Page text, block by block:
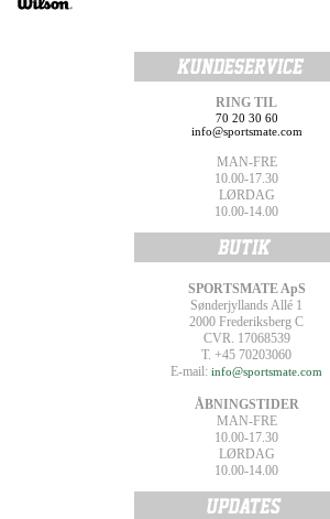
RING TIL
70 20 30 60
info@sportsmate.com
MAN-FRE
10.00-17.30
LØRDAG
10.00-14.00
SPORTSMATE ApS
Sønderjyllands Allé 1
2000 Frederiksberg C
CVR. 17068539
T. +45 70203060
E-mail: info@sportsmate.com
ÅBNINGSTIDER
MAN-FRE
10.00-17.30
LØRDAG
10.00-14.00